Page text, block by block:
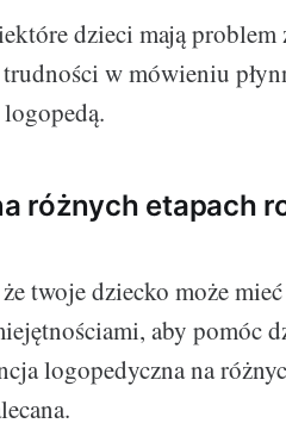
dzieci mają problem
w mówieniu
różnych etapach
twoje dziecko może
aby pomóc
logopedyczna na